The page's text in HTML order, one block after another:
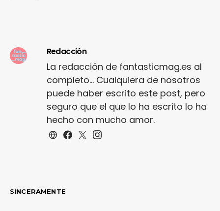
Redacción
La redacción de fantasticmag.es al
completo... Cualquiera de nosotros
puede haber escrito este post, pero
seguro que el que lo ha escrito lo ha
hecho con mucho amor.
SINCERAMENTE